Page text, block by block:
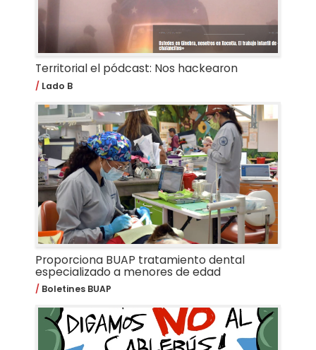
Territorial el pódcast: Nos hackearon
Lado B
Proporciona BUAP tratamiento dental
especializado a menores de edad
Boletines BUAP